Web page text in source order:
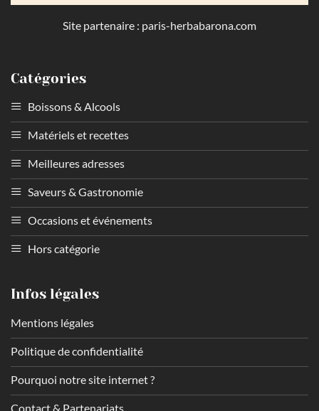
Site partenaire : paris-herbabarona.com
Catégories
Boissons & Alcools
Matériels et recettes
Meilleures adresses
Saveurs & Gastronomie
Occasions et événements
Hors catégorie
Infos légales
Mentions légales
Politique de confidentialité
Pourquoi notre site internet ?
Contact & Partenariats